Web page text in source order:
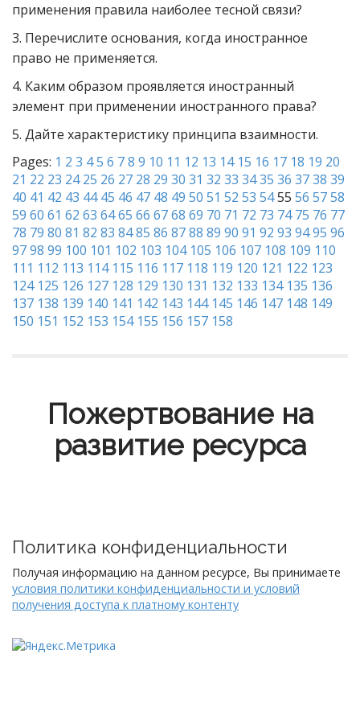
применения правила наиболее тесной связи?
3. Перечислите основания, когда иностранное
право не применяется.
4. Каким образом проявляется иностранный
элемент при применении иностранного права?
5. Дайте характеристику принципа взаимности.
Pages: 1 2 3 45 6 78 9 10 11 12 13 14 15 16 17 18 19 20
21 22 23 24 25 26 27 28 29 30 31 32 33 3435 36 3738 39
40 41 42 43 44 45 46 47 48 49 50 51 52 53 5455 56 5758
59 60 61 62 63 6465 66 6768 69 70 71 72 73 74 75 76 77
78 79 80 81 82 83 8485 86 8788 89 90 91 92 93 9495 96
9798 99 100 101 102 103 104 105 106 107 108 109 110
111 112 113 114 115 116 117 118 119 120 121 122 123
124 125 126 127 128 129 130 131 132 133 134 135 136
137 138 139 140 141 142 143 144 145 146 147 148 149
150 151 152 153 154 155 156 157 158
Пожертвование на
развитие ресурса
Политика конфиденциальности
Получая информацию на данном ресурсе, Вы принимаете
условия политики конфиденциальности и условий
получения доступа к платному контенту